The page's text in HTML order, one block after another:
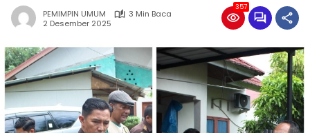
PEMIMPIN UMUM
3 Min Baca
2 Desember 2025
357